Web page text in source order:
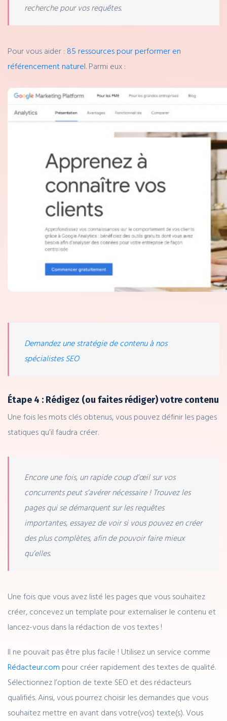
recherche pour vos requêtes.
Pour vous aider : 85 ressources pour performer en
référencement naturel. Parmi eux :
Demandez une stratégie de contenu à nos
spécialistes SEO
Étape 4 : Rédigez (ou faites rédiger) votre contenu
Une fois les mots clés obtenus, vous pouvez définir les pages
statiques qu’il faudra créer.
Encore une fois, un rapide coup d’œil sur vos
concurrents peut s’avérer nécessaire ! Trouvez les
pages qui se démarquent sur les requêtes
importantes, essayez de voir si vous pouvez en créer
des plus complètes, afin de pouvoir faire mieux
qu’elles.
Une fois que vous avez listé les pages que vous souhaitez
créer, concevez un template pour externaliser le contenu et
lancez-vous dans la rédaction de vos textes !
Il ne pouvait pas être plus facile ! Utilisez un service comme
Rédacteur.com pour créer rapidement des textes de qualité.
Sélectionnez l’option de texte SEO et des rédacteurs
qualifiés. Ainsi, vous pourrez choisir les demandes que vous
souhaitez mettre en avant dans votre(vos) texte(s). Vous